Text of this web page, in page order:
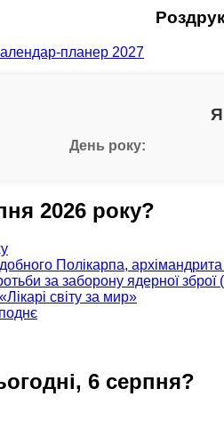
планер 2027
День року:
2026 року?
Полікарпа,
за заборону ядерної зброї
світу за мир»
6 серпня?